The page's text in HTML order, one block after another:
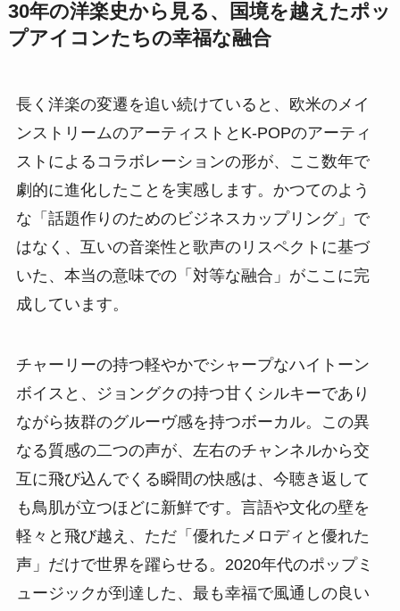
30年の洋楽史から見る、国境を越えたポッ
プアイコンたちの幸福な融合
長く洋楽の変遷を追い続けていると、欧米のメイ
ンストリームのアーティストとK-POPのアーティ
ストによるコラボレーションの形が、ここ数年で
劇的に進化したことを実感します。かつてのよう
な「話題作りのためのビジネスカップリング」で
はなく、互いの音楽性と歌声のリスペクトに基づ
いた、本当の意味での「対等な融合」がここに完
成しています。
チャーリーの持つ軽やかでシャープなハイトーン
ボイスと、ジョングクの持つ甘くシルキーであり
ながら抜群のグルーヴ感を持つボーカル。この異
なる質感の二つの声が、左右のチャンネルから交
互に飛び込んでくる瞬間の快感は、今聴き返して
も鳥肌が立つほどに新鮮です。言語や文化の壁を
軽々と飛び越え、ただ「優れたメロディと優れた
声」だけで世界を躍らせる。2020年代のポップミ
ュージックが到達した、最も幸福で風通しの良い